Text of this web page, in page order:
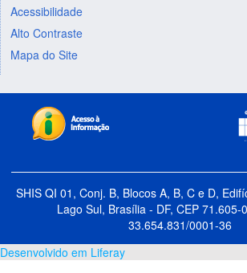
Acessibilidade
Alto Contraste
Mapa do Site
SHIS QI 01, Conj. B, Blocos A, B, C e D,
Lago Sul, Brasília - DF, CEP 71.605-
33.654.831/0001-36
Desenvolvido em Liferay